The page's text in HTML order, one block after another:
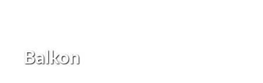
Balkon